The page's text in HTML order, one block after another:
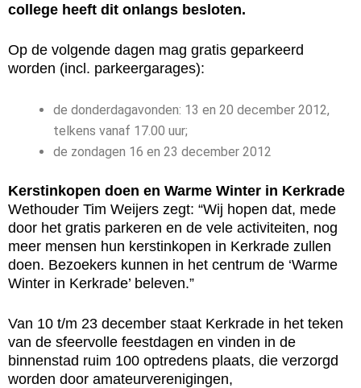
college heeft dit onlangs besloten.
Op de volgende dagen mag gratis geparkeerd
worden (incl. parkeergarages):
de donderdagavonden: 13 en 20 december 2012,
telkens vanaf 17.00 uur;
de zondagen 16 en 23 december 2012
Kerstinkopen doen en Warme Winter in Kerkrade
Wethouder Tim Weijers zegt: “Wij hopen dat, mede
door het gratis parkeren en de vele activiteiten, nog
meer mensen hun kerstinkopen in Kerkrade zullen
doen. Bezoekers kunnen in het centrum de ‘Warme
Winter in Kerkrade’ beleven.”
Van 10 t/m 23 december staat Kerkrade in het teken
van de sfeervolle feestdagen en vinden in de
binnenstad ruim 100 optredens plaats, die verzorgd
worden door amateurverenigingen,